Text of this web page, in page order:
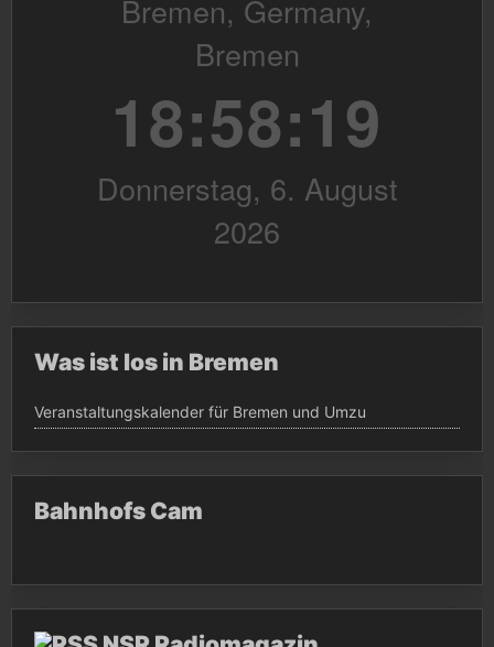
Was ist los in Bremen
Veranstaltungskalender für Bremen und Umzu
Bahnhofs Cam